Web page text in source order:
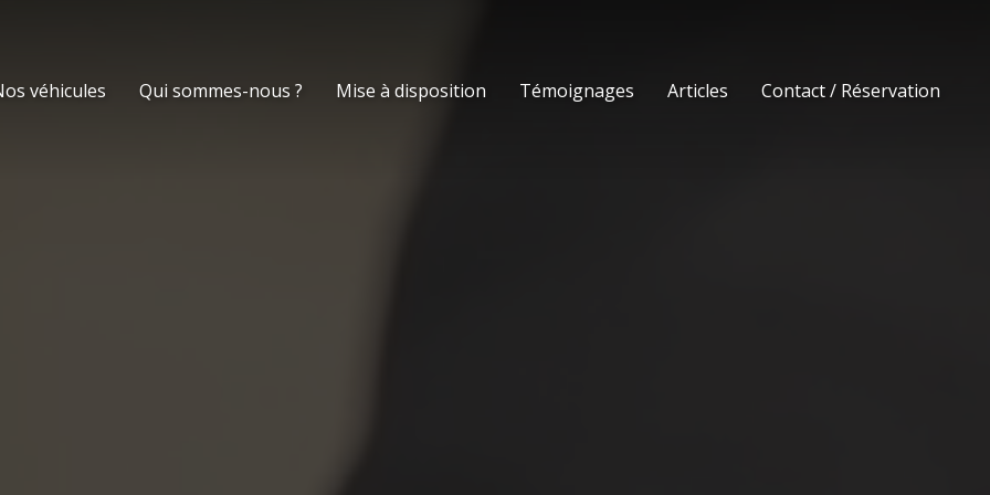
véhicules Qui sommes-nous ? Mise à disposition Témoignages Articles Contact / Réservation